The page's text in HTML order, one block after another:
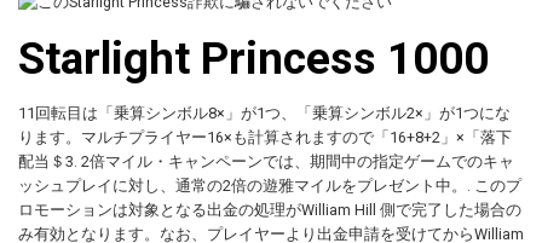
Starlight Princess 1000
11回転目は「乗算シンボル8×」が1つ、「乗算シンボル2×」が1つにな
ります。マルチプライヤー16×も計算されますので「16+8+2」×「落下
配当＄3. 2倍マイル・キャンペーンでは、期間中の指定ゲームでのキャ
ッシュプレイに対し、通常の2倍の遊雅マイルをプレゼント中。. このプ
ロモーションは対象となる出金の処理がWilliam Hill 側で完了した場合の
み有効となります。なお、プレイヤーより出金申請を受けてからWilliam